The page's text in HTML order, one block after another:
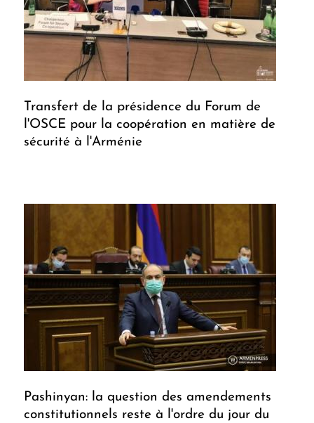
Transfert de la présidence du Forum de
l'OSCE pour la coopération en matière de
sécurité à l'Arménie
Pashinyan: la question des amendements
constitutionnels reste à l'ordre du jour du